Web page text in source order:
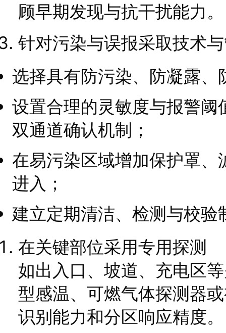
顾早期发现与抗干扰能力。
针对污染与误报采取技术
选择具有防污染、防凝露
设置合理的灵敏度与报警
双通道确认机制；
在易污染区域增加保护罩
进入；
建立定期清洁、检测与校
在关键部位采用专用探测
如出入口、坡道、充电区
型感温、可燃气体探测器
识别能力和分区响应精度。